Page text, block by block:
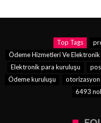
Top Tags
Ödeme Hizmetleri Ve Elektronik
Elektronik para kuruluşu
pos
Ödeme kuruluşu
otorizasyon
6493